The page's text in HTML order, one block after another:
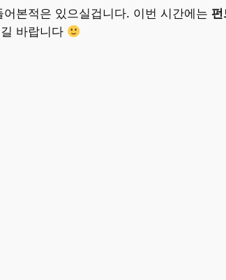
본적은 있으실겁니다. 이번 시간에는
바랍니다